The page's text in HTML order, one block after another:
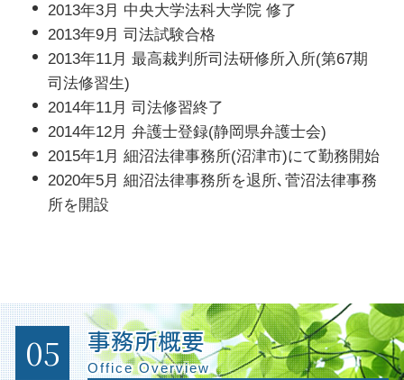
2013年3月 中央大学法科大学院 修了
2013年9月 司法試験合格
2013年11月 最高裁判所司法研修所入所(第67期
司法修習生)
2014年11月 司法修習終了
2014年12月 弁護士登録(静岡県弁護士会)
2015年1月 細沼法律事務所(沼津市)にて勤務開始
2020年5月 細沼法律事務所を退所､菅沼法律事務
所を開設
05 事務所概要
Office Overview